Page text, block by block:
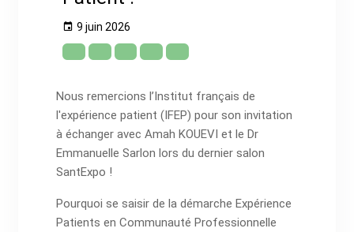
9 juin 2026
Nous remercions l’Institut français de
l'expérience patient (IFEP) pour son invitation
à échanger avec Amah KOUEVI et le Dr
Emmanuelle Sarlon lors du dernier salon
SantExpo !
Pourquoi se saisir de la démarche Expérience
Patients en Communauté Professionnelle